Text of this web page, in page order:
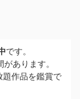
です。
あります。
作品を鑑賞で